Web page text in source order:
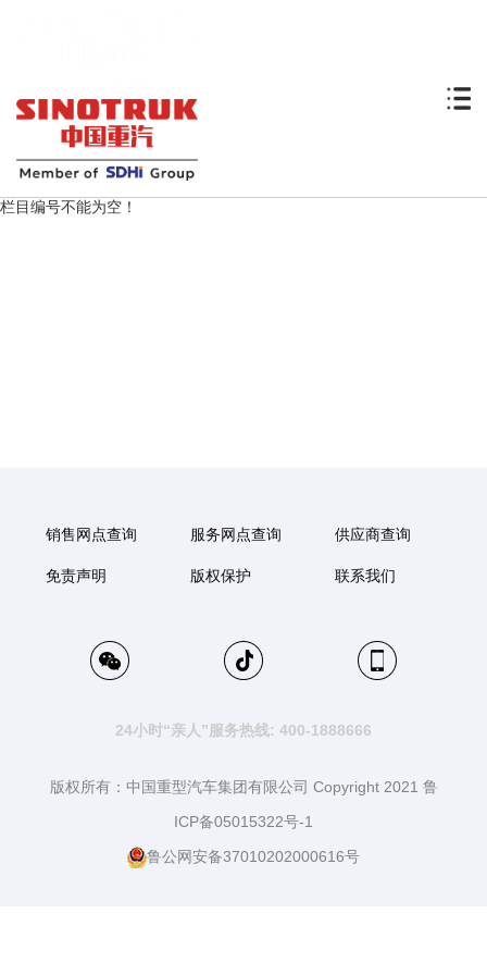
栏目编号不能为空！
销售网点查询 服务网点查询 供应商查询
免责声明 版权保护 联系我们
24小时“亲人”服务热线: 400-1888666
版权所有：中国重型汽车集团有限公司 Copyright 2021 鲁
ICP备05015322号-1
鲁公网安备37010202000616号